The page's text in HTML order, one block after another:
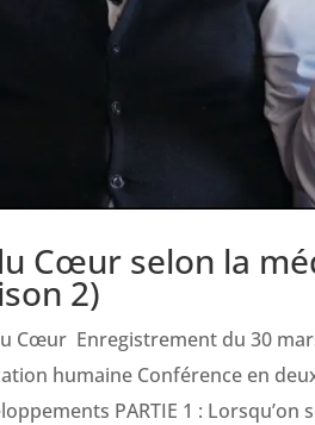
Cœur selon la
2)
Cœur Enregistrement du 30
humaine Conférence en
PARTIE 1 : Lorsqu’on